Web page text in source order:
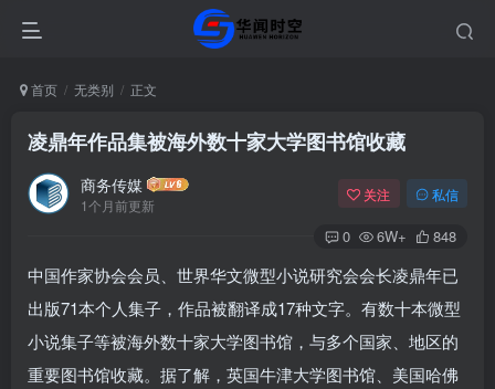
首页 无类别 正文
凌鼎年作品集被海外数十家大学图书馆收藏
商务传媒
1个月前更新
关注 私信
0 6W+ 848
中国作家协会会员、世界华文微型小说研究会会长凌鼎年已
出版71本个人集子，作品被翻译成17种文字。有数十本微型
小说集子等被海外数十家大学图书馆，与多个国家、地区的
重要图书馆收藏。据了解，英国牛津大学图书馆、美国哈佛